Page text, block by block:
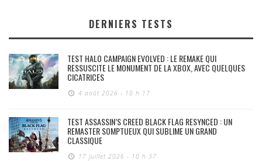
DERNIERS TESTS
TEST HALO CAMPAIGN EVOLVED : LE REMAKE QUI
RESSUSCITE LE MONUMENT DE LA XBOX, AVEC QUELQUES
CICATRICES
4 août 2026 - 10 h 17
TEST ASSASSIN’S CREED BLACK FLAG RESYNCED : UN
REMASTER SOMPTUEUX QUI SUBLIME UN GRAND
CLASSIQUE
17 juillet 2026 - 10 h 37